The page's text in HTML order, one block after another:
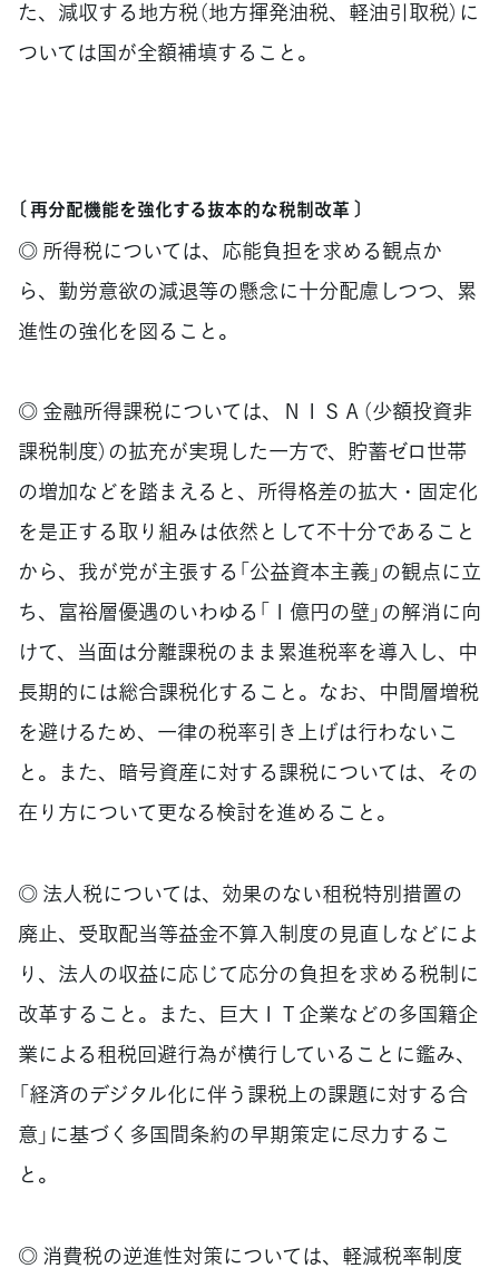
た、減収する地方税（地方揮発油税、軽油引取税）に
ついては国が全額補填すること。
〔 再分配機能を強化する抜本的な税制改革 〕
◎ 所得税については、応能負担を求める観点か
ら、勤労意欲の減退等の懸念に十分配慮しつつ、累
進性の強化を図ること。
◎ 金融所得課税については、ＮＩＳＡ（少額投資非
課税制度）の拡充が実現した一方で、貯蓄ゼロ世帯
の増加などを踏まえると、所得格差の拡大・固定化
を是正する取り組みは依然として不十分であること
から、我が党が主張する「公益資本主義」の観点に立
ち、富裕層優遇のいわゆる「１億円の壁」の解消に向
けて、当面は分離課税のまま累進税率を導入し、中
長期的には総合課税化すること。なお、中間層増税
を避けるため、一律の税率引き上げは行わないこ
と。また、暗号資産に対する課税については、その
在り方について更なる検討を進めること。
◎ 法人税については、効果のない租税特別措置の
廃止、受取配当等益金不算入制度の見直しなどによ
り、法人の収益に応じて応分の負担を求める税制に
改革すること。また、巨大ＩＴ企業などの多国籍企
業による租税回避行為が横行していることに鑑み、
「経済のデジタル化に伴う課税上の課題に対する合
意」に基づく多国間条約の早期策定に尽力するこ
と。
◎ 消費税の逆進性対策については、軽減税率制度